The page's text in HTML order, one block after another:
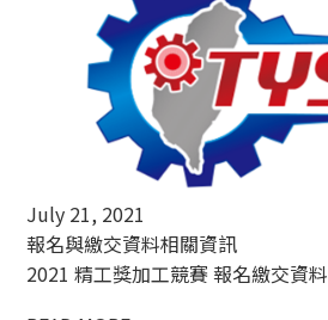
July 21, 2021
報名與繳交資料相關資訊
2021 精工獎加工競賽 報名繳交資料